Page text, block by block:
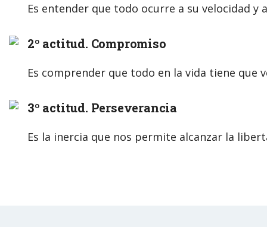
Es entender que todo ocurre a su velocidad y
2º actitud. Compromiso
Es comprender que todo en la vida tiene que
3º actitud. Perseverancia
Es la inercia que nos permite alcanzar la